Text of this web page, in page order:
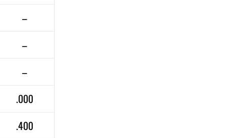
–
–
–
.000
.400